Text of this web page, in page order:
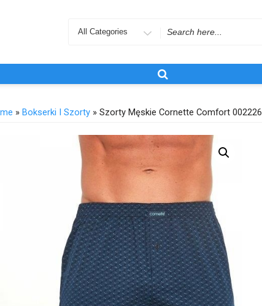
Search
» Bokserki I Szorty » Szorty Męskie Cornette Comfort 002226